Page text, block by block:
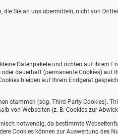
die Sie an uns übermitteln, nicht von
Datenpakete und richten auf Ihrem
dauerhaft (permanente Cookies) auf
bleiben auf Ihrem Endgerät
stammen (sog. Third-Party-Cookies).
von Webseiten (z. B. Cookies zur
notwendig, da bestimmte
Cookies können zur Auswertung des